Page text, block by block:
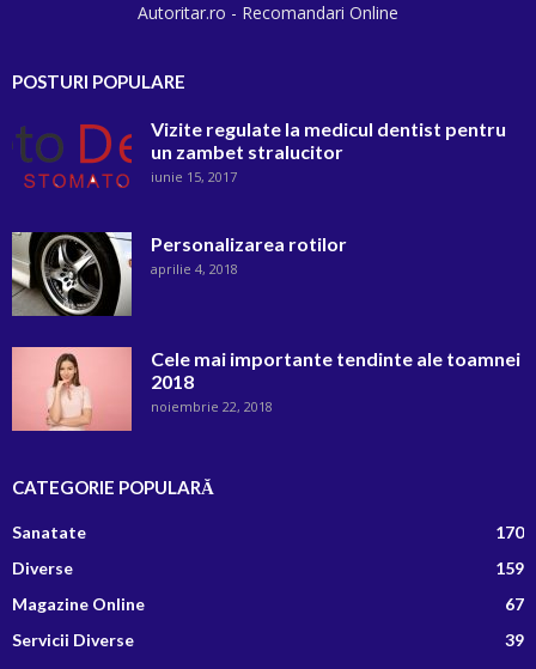
Autoritar.ro - Recomandari Online
POSTURI POPULARE
Vizite regulate la medicul dentist pentru
un zambet stralucitor
iunie 15, 2017
Personalizarea rotilor
aprilie 4, 2018
Cele mai importante tendinte ale toamnei
2018
noiembrie 22, 2018
CATEGORIE POPULARĂ
Sanatate
170
Diverse
159
Magazine Online
67
Servicii Diverse
39